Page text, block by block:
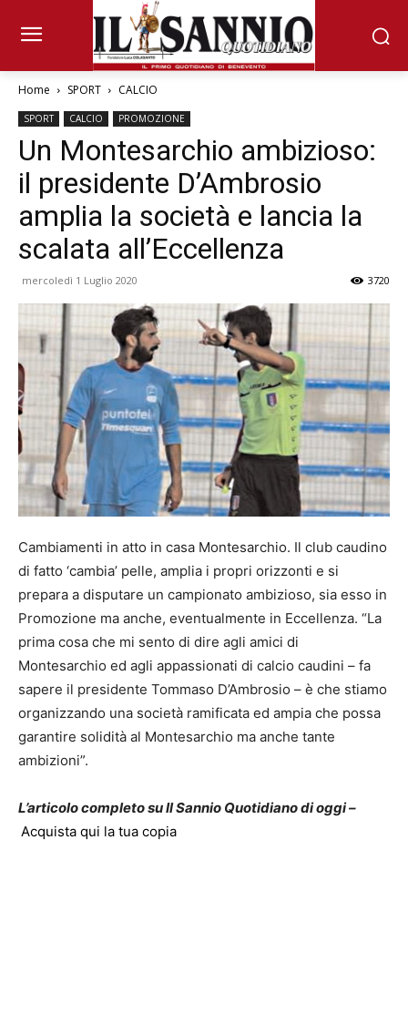
Home SPORT CALCIO
SPORT CALCIO PROMOZIONE
Un Montesarchio ambizioso:
il presidente D’Ambrosio
amplia la società e lancia la
scalata all’Eccellenza
mercoledì 1 Luglio 2020 3720
Cambiamenti in atto in casa Montesarchio. Il club caudino
di fatto ‘cambia’ pelle, amplia i propri orizzonti e si
prepara a disputare un campionato ambizioso, sia esso in
Promozione ma anche, eventualmente in Eccellenza. “La
prima cosa che mi sento di dire agli amici di
Montesarchio ed agli appassionati di calcio caudini – fa
sapere il presidente Tommaso D’Ambrosio – è che stiamo
organizzando una società ramificata ed ampia che possa
garantire solidità al Montesarchio ma anche tante
ambizioni”.
L’articolo completo su Il Sannio Quotidiano di oggi –
Acquista qui la tua copia